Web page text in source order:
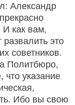
Александр
как вам,
это
советников.
Политбюро,
что указание
Ибо вы свою